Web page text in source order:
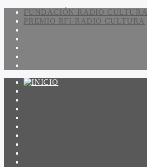
FUNDACIÓN RADIO CULTURA
PREMIO RFI-RADIO CULTURA